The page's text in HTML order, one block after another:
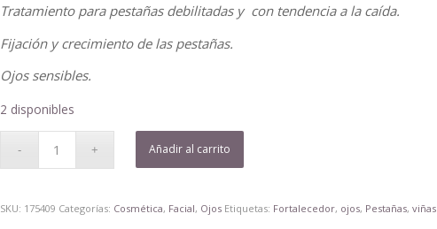
Tratamiento para pestañas debilitadas y con tendencia a la caída.
Fijación y crecimiento de las pestañas.
Ojos sensibles.
2 disponibles
Añadir al carrito
SKU: 175409 Categorías: Cosmética, Facial, Ojos Etiquetas: Fortalecedor, ojos, Pestañas,viñas